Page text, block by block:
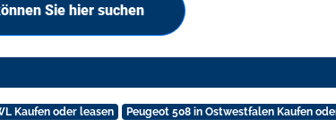
Sie hier suchen
Kaufen oder leasen Peugeot 508 in Ostwestfalen Kaufen